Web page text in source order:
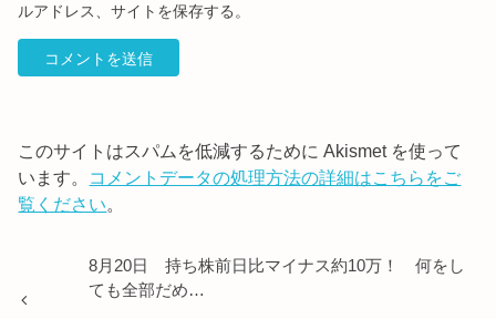
ルアドレス、サイトを保存する。
このサイトはスパムを低減するために Akismet を使って
います。 コメントデータの処理方法の詳細はこちらをご
覧ください。
8月20日 持ち株前日比マイナス約10万！ 何をし
ても全部だめ…